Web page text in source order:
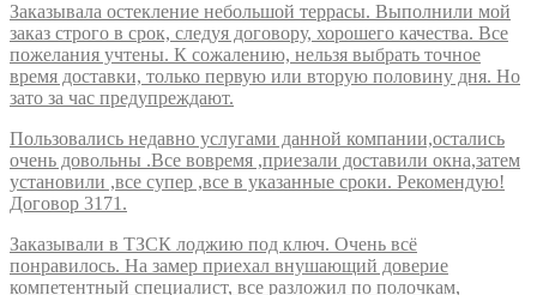
Заказывала остекление небольшой террасы. Выполнили мой
заказ строго в срок, следуя договору, хорошего качества. Все
пожелания учтены. К сожалению, нельзя выбрать точное
время доставки, только первую или вторую половину дня. Но
зато за час предупреждают.
Пользовались недавно услугами данной компании,остались
очень довольны .Все вовремя ,приезали доставили окна,затем
установили ,все супер ,все в указанные сроки. Рекомендую!
Договор 3171.
Заказывали в ТЗСК лоджию под ключ. Очень всё
понравилось. На замер приехал внушающий доверие
компетентный специалист, все разложил по полочкам,